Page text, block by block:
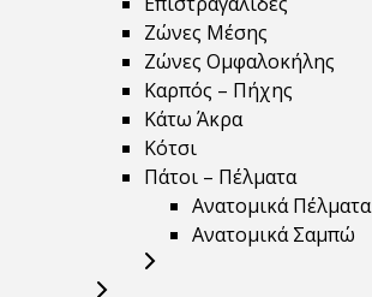
Ζώνες Μέσης
Ζώνες Ομφαλοκήλης
Καρπός – Πήχης
Κάτω Άκρα
Κότσι
Πάτοι – Πέλματα
Ανατομικά Πέλματα
Ανατομικά Σαμπώ